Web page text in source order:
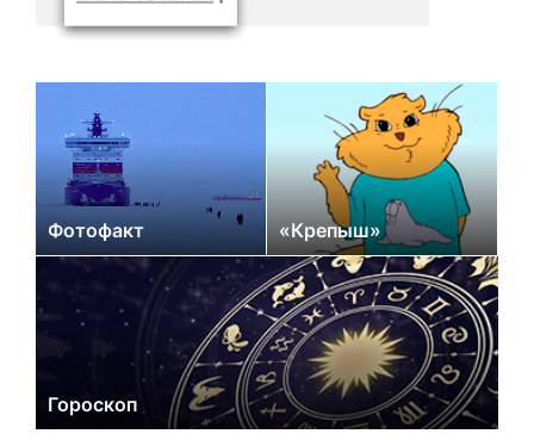
Фотофакт «Крепыш»
Гороскоп